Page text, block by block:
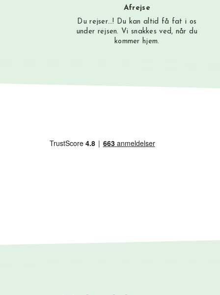
Afrejse
Du rejser…! Du kan altid få fat i os
under rejsen. Vi snakkes ved, når du
kommer hjem.